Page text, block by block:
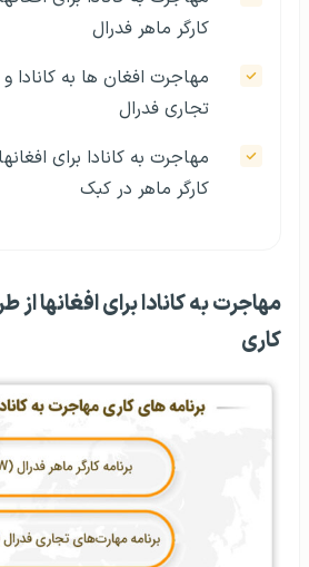
کارگر ماهر فدرال
مهاجرت افغان ها به کانادا
تجاری فدرال
مهاجرت به کانادا برای
کارگر ماهر در کبک
مهاجرت به کانادا برای افغانها از
کاری